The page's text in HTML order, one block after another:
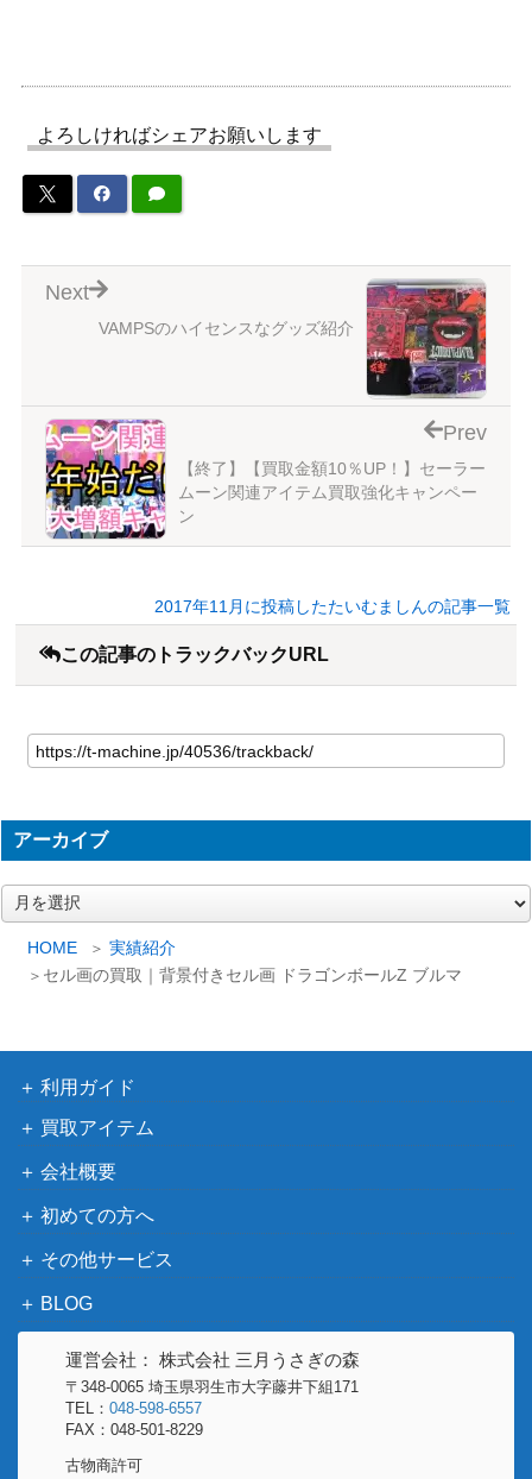
HOME
実績紹介
セル画の買取｜背景付きセル画 ドラゴンボールZ ブルマ
よろしければシェアお願いします
VAMPSのハイセンスなグッズ紹介
Next
【終了】【買取金額10％UP！】セーラー
ムーン関連アイテム買取強化キャンペー
ン
Prev
2017年11月に投稿したたいむましんの記事一覧
この記事のトラックバックURL
アーカイブ
ー
利用ガイド
買取アイテム
会社概要
初めての方へ
その他サービス
BLOG
運営会社： 株式会社 三月うさぎの森
〒348-0065 埼玉県羽生市大字藤井下組171
TEL： 048-598-6557
FAX：048-501-8229
古物商許可